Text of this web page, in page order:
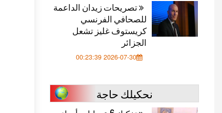
تصريحات زيدان الداعمة
للصحافي الفرنسي
كريستوف غليز تشعل
الجزائر
2026-07-30 00:23:39
نحكيلك حاجة